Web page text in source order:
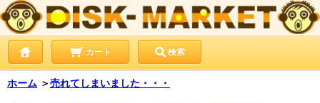
カート 検索
ホーム ＞売れてしまいました・・・